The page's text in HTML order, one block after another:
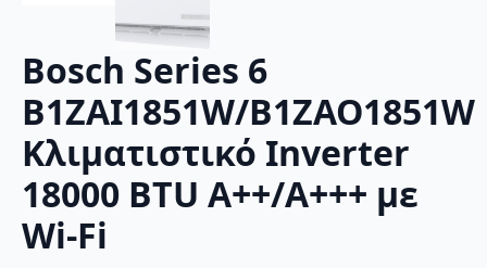
Bosch Series 6
B1ZAI1851W/B1ZAO1851W
Κλιματιστικό Inverter
18000 BTU A++/A+++ με
Wi-Fi